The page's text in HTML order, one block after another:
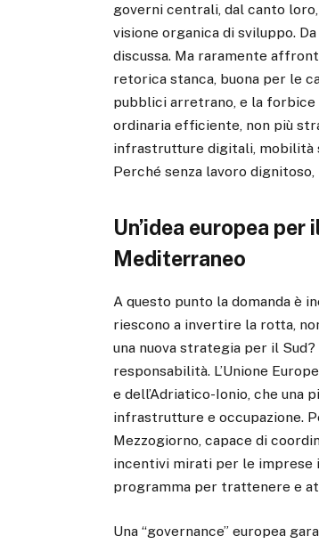
governi centrali, dal canto
visione organica di sviluppo.
discussa. Ma raramente
retorica stanca, buona per le
pubblici arretrano, e la
ordinaria efficiente, non più
infrastrutture digitali, mobilità
Perché senza lavoro
Un’idea europea
Mediterraneo
A questo punto la domanda è
riescono a invertire la rotta,
una nuova strategia per il
responsabilità. L’Unione
e dell’Adriatico-Ionio, che una
infrastrutture e occupazione.
Mezzogiorno, capace di
incentivi mirati per le imprese
programma per trattenere e
Una “governance” europea